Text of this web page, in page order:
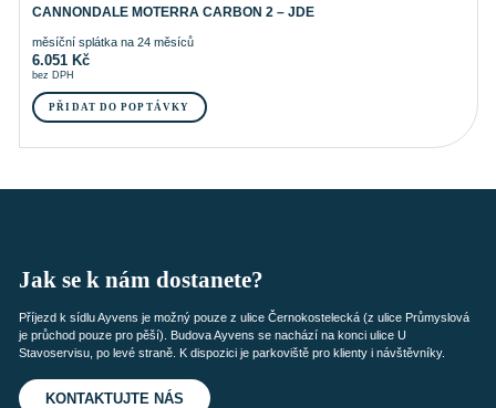
CANNONDALE MOTERRA CARBON 2 – JDE
měsíční splátka na 24 měsíců
6.051 Kč
bez DPH
PŘIDAT DO POPTÁVKY
Jak se k nám dostanete?
Příjezd k sídlu Ayvens je možný pouze z ulice Černokostelecká (z ulice Průmyslová
je průchod pouze pro pěší). Budova Ayvens se nachází na konci ulice U
Stavoservisu, po levé straně. K dispozici je parkoviště pro klienty i návštěvníky.
KONTAKTUJTE NÁS